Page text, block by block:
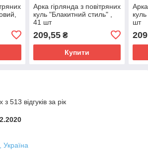
Арка гірлянда з повітряних
куль "Блакитний стиль" ,
41 шт
209,55₴
Купити
шт
513 відгуків за рік
Україна